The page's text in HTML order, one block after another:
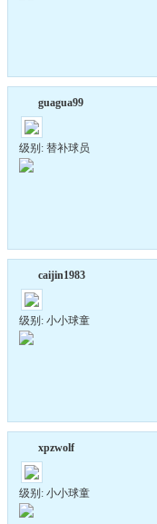
guagua99
级别: 替补球员
caijin1983
级别: 小小球童
xpzwolf
级别: 小小球童